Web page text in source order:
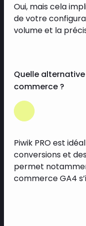
Oui, mais cela
de votre
volume et la
Quelle
commerce ?
Piwik PRO est
conversions et
permet
commerce GA4